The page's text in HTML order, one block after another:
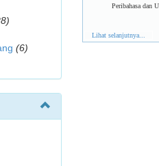
(6)
Peribahasa dan
Lihat selanjutnya...